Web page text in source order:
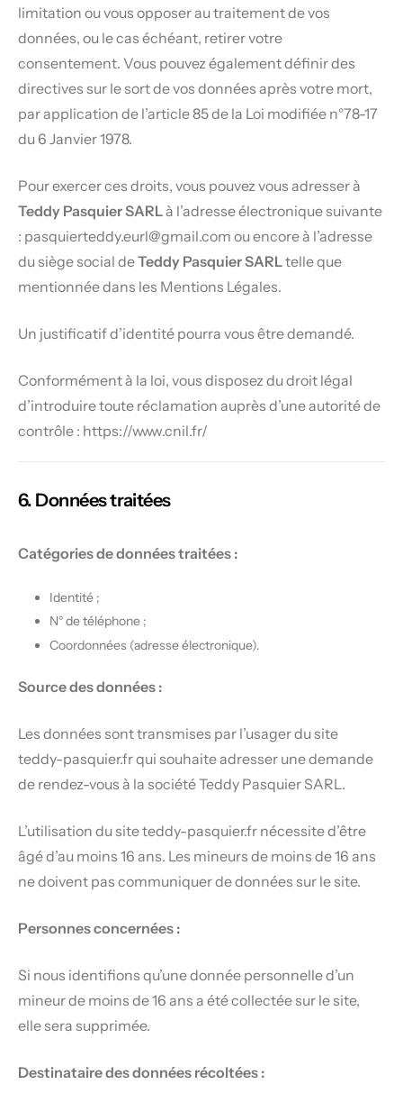
limitation ou vous opposer au traitement de vos
données, ou le cas échéant, retirer votre
consentement. Vous pouvez également définir des
directives sur le sort de vos données après votre mort,
par application de l’article 85 de la Loi modifiée n°78-17
du 6 Janvier 1978.
Pour exercer ces droits, vous pouvez vous adresser à
Teddy Pasquier SARLà l’adresse électronique suivante
: pasquierteddy.eurl@gmail.com ou encore à l’adresse
du siège social deTeddy Pasquier SARLtelle que
mentionnée dans les Mentions Légales.
Un justificatif d’identité pourra vous être demandé.
Conformément à la loi, vous disposez du droit légal
d’introduire toute réclamation auprès d’une autorité de
contrôle : https://www.cnil.fr/
6. Données traitées
Catégories de données traitées :
Identité ;
N° de téléphone ;
Coordonnées (adresse électronique).
Source des données :
Les données sont transmises par l’usager du site
teddy-pasquier.fr qui souhaite adresser une demande
de rendez-vous à la société Teddy Pasquier SARL.
L’utilisation du site teddy-pasquier.fr nécessite d’être
âgé d’au moins 16 ans. Les mineurs de moins de 16 ans
ne doivent pas communiquer de données sur le site.
Personnes concernées :
Si nous identifions qu’une donnée personnelle d’un
mineur de moins de 16 ans a été collectée sur le site,
elle sera supprimée.
Destinataire des données récoltées :